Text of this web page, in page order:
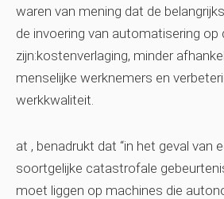
waren van mening dat de
de invoering van automatisering op
zijn:kostenverlaging, minder
menselijke werknemers en
werkkwaliteit.
at , benadrukt dat “in het geval van
soortgelijke catastrofale
moet liggen op machines die